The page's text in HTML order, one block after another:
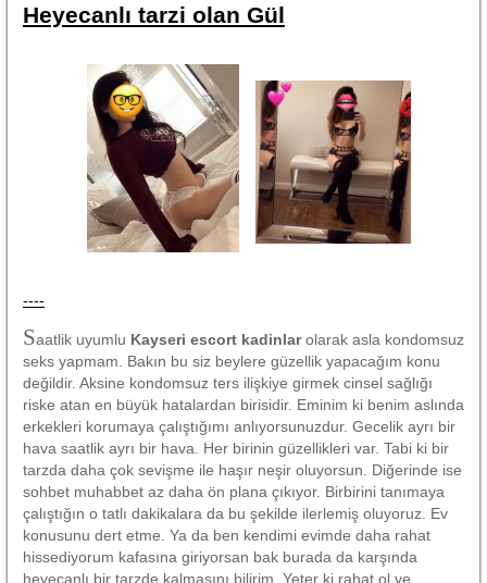
Heyecanlı tarzi olan Gül
----
Saatlik uyumlu Kayseri escort kadinlarolarak asla kondomsuz
seks yapmam. Bakın bu siz beylere güzellik yapacağım konu
değildir. Aksine kondomsuz ters ilişkiye girmek cinsel sağlığı
riske atan en büyük hatalardan birisidir. Eminim ki benim aslında
erkekleri korumaya çalıştığımı anlıyorsunuzdur. Gecelik ayrı bir
hava saatlik ayrı bir hava. Her birinin güzellikleri var. Tabi ki bir
tarzda daha çok sevişme ile haşır neşir oluyorsun. Diğerinde ise
sohbet muhabbet az daha ön plana çıkıyor. Birbirini tanımaya
çalıştığın o tatlı dakikalara da bu şekilde ilerlemiş oluyoruz. Ev
konusunu dert etme. Ya da ben kendimi evimde daha rahat
hissediyorum kafasına giriyorsan bak burada da karşında
heyecanlı bir tarzde kalmasını bilirim. Yeter ki rahat ol ve